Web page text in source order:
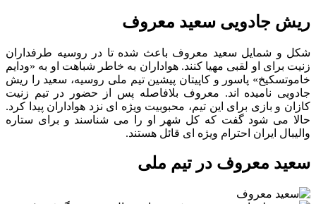
ریش جادویی سعید معروف
شکل و شمایل سعید معروف باعث شده تا در روسیه طرفداران
زنیت برای او لقبی مهیا کنند. هواداران به خاطر شباهت او به «ودایم
خاموتسکیخ» پاسور و کاپیتان پیشین تیم ملی روسیه، سعید را ریش
جادویی نامیده اند. معروف بلافاصله پس از حضور در تیم زنیت
کازان و بازی برای این تیم، محبوبیت ویژه ای نزد هواداران پیدا کرد.
حالا می شود گفت که کل شهر او را می شناسند و برای ستاره
والیبال ایران احترام ویژه ای قائل هستند.
سعید معروف در تیم ملی